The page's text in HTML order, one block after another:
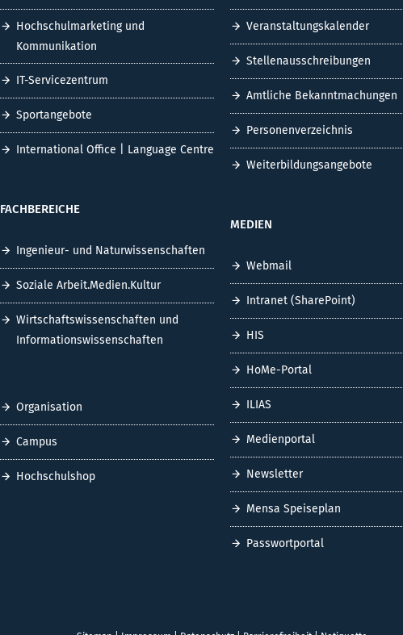
Hochschulmarketing und
Kommunikation
IT-Servicezentrum
Sportangebote
International Office | Language Centre
FACHBEREICHE
Ingenieur- und Naturwissenschaften
Soziale Arbeit.Medien.Kultur
Wirtschaftswissenschaften und
Informationswissenschaften
Organisation
Campus
Hochschulshop
Veranstaltungskalender
Stellenausschreibungen
Amtliche Bekanntmachungen
Personenverzeichnis
Weiterbildungsangebote
MEDIEN
Webmail
Intranet (SharePoint)
HIS
HoMe-Portal
ILIAS
Medienportal
Newsletter
Mensa Speiseplan
Passwortportal